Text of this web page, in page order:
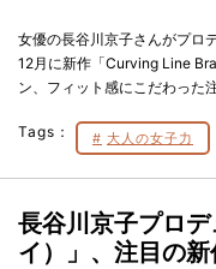
女優の長谷川京子さんがプロ
12月に新作「Curving Line
ン、フィット感にこだわった
Tags： 大人の女子力
長谷川京子プロ
イ）」、注目の新